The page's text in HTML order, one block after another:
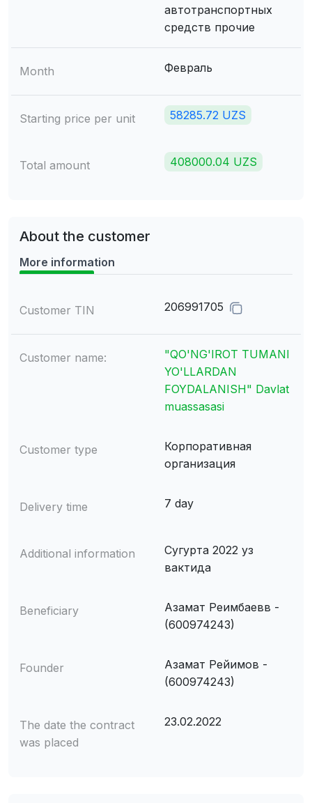
автотранспортных
средств прочие
Month Февраль
Starting price per unit 58285.72 UZS
Total amount 408000.04 UZS
About the customer
More information
Customer TIN 206991705
Customer name:
"QO'NG'IROT TUMANI
YO'LLARDAN
FOYDALANISH" Davlat
muassasasi
Customer type
Корпоративная
организация
Delivery time 7 day
Additional information
Сугурта 2022 уз
вактида
Beneficiary
Азамат Реимбаевв -
(600974243)
Founder
Азамат Рейимов -
(600974243)
The date the contract
was placed
23.02.2022